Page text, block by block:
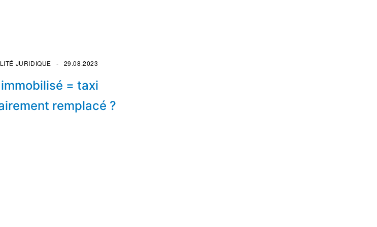
= taxi
remplacé ?
29.08.2023
JURIDIQUE